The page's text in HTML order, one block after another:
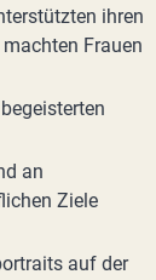
ihren
Frauen
an
Ziele
auf der